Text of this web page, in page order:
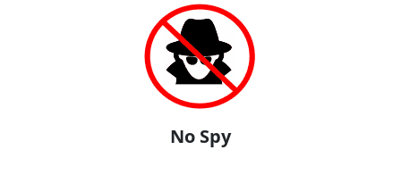
No Spy